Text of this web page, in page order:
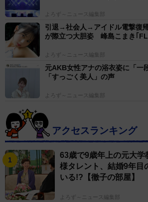
よろず～ニュース編集部
引退→社会人→アイドル電撃復
が際立つ大胆姿 峰島こまき｢
よろず～ニュース編集部
元AKB女性アナの浴衣姿に「一
「すっごく美人」の声
よろず～ニュース編集部
アクセスランキング
63歳で9歳年上の元大学
様タレント、結婚9年目
いる!?【徹子の部屋】
よろず～ニュース編集部